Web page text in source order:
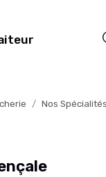
Nos